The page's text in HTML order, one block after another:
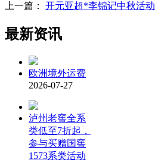
上一篇： 开元亚超*李锦记中秋活动
最新资讯
欧洲境外运费
2026-07-27
泸州老窖全系
类低至7折起，
参与买赠国窖
1573系类活动